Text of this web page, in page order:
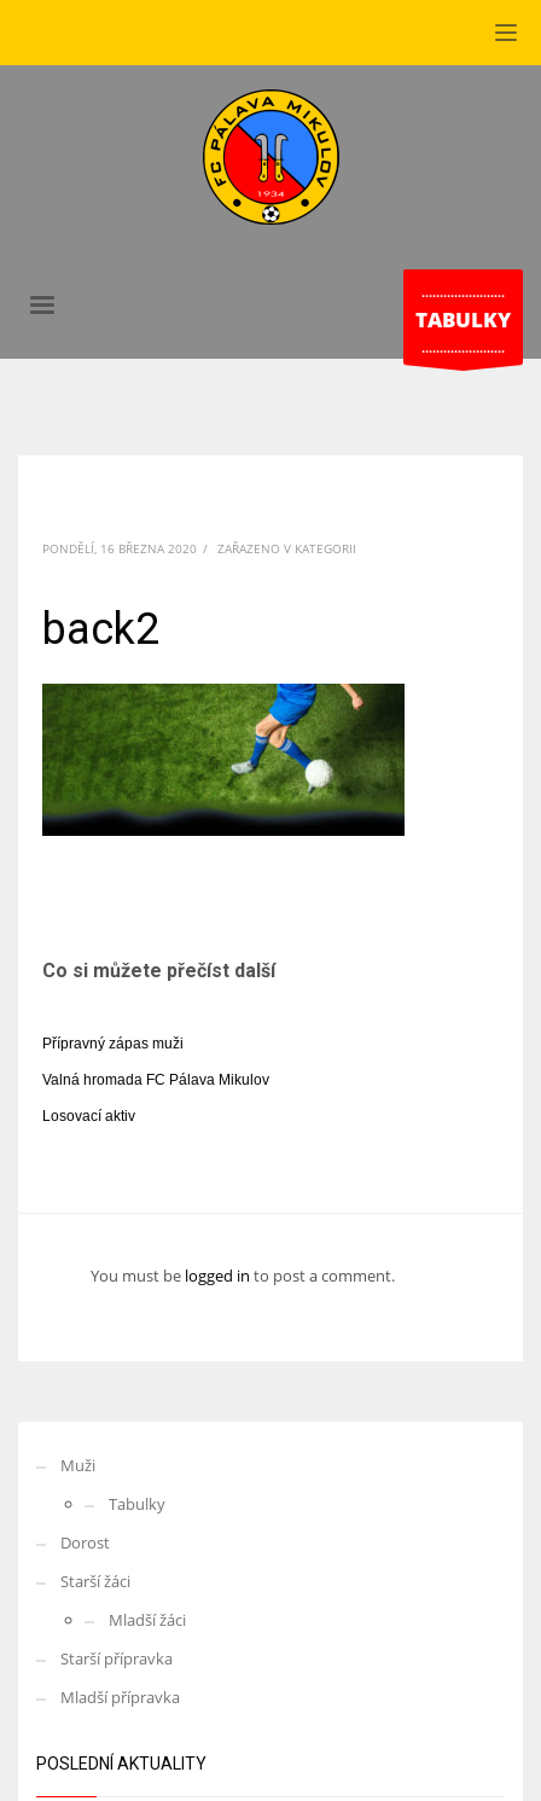
.......................
TABULKY
.......................
PONDĚLÍ, 16 BŘEZNA 2020 / ZAŘAZENO V KATEGORII
back2
Co si můžete přečíst další
Přípravný zápas muži
Valná hromada FC Pálava Mikulov
Losovací aktiv
You must be logged in to post a comment.
Muži
Tabulky
Dorost
Starší žáci
Mladší žáci
Starší přípravka
Mladší přípravka
POSLEDNÍ AKTUALITY